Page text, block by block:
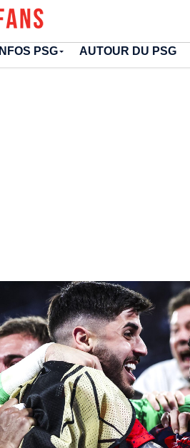
INFOS PSG AUTOUR DU PSG